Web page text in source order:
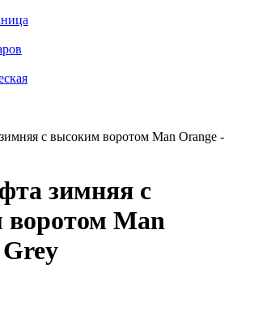
с высоким воротом Man Orange -
зимняя с
Man